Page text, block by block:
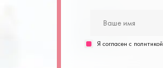
Я согласен с политикой